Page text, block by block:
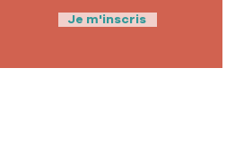
Je m'inscris